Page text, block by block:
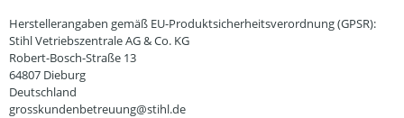
Herstellerangaben gemäß EU-Produktsicherheitsverordnung (GPSR):
Stihl Vetriebszentrale AG & Co. KG
Robert-Bosch-Straße 13
64807 Dieburg
Deutschland
grosskundenbetreuung@stihl.de